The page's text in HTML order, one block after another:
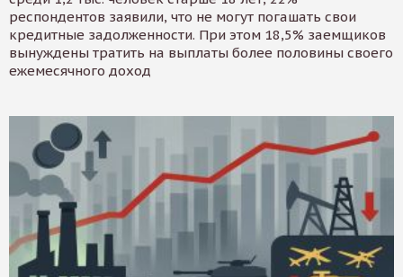
респондентов заявили, что не могут погашать свои
кредитные задолженности. При этом 18,5% заемщиков
вынуждены тратить на выплаты более половины своего
ежемесячного доход